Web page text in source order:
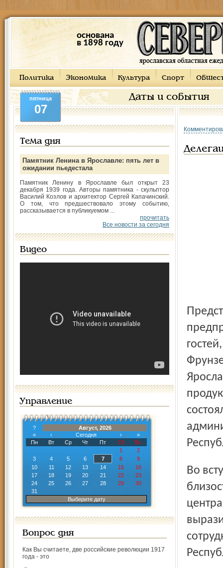
основана
в 1898 году
Политика Экономика Культура Спорт
Даты и события
пятница
07
Тема дня
Памятник Ленина в Ярославле: пять лет в
ожидании пьедестала
Памятник Ленину в Ярославле был открыт 23
декабря 1939 года. Авторы памятника - скульптор
Василий Козлов и архитектор Сергей Капачинский.
О том, что предшествовало этому событию,
рассказывается в публикуемом ...
прочитать
Все новости за сегодня
Видео
Управление
?
Август, 2026
«
‹ Сегодня ›
»
Пн
Вт Ср Чт Пт Сб
Вс
1
2
3
4 5 6 7 8
9
10
11 12 13 14 15
16
17
18 19 20 21 22
23
24
25 26 27 28 29
30
31
Выберите дату
Вопрос дня
Как Вы считаете, две российские революции 1917
года - это
Представители правительства и руководители
Во вступительном слове главы регионов отметили